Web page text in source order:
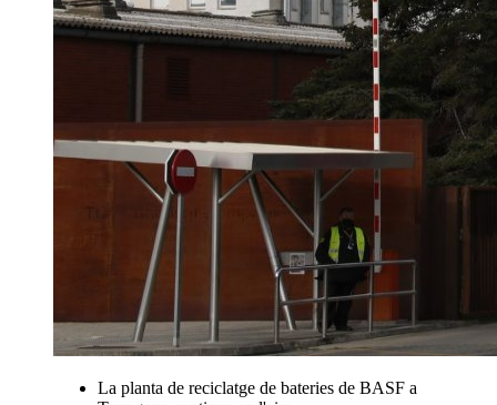
La planta de reciclatge de bateries de BASF a